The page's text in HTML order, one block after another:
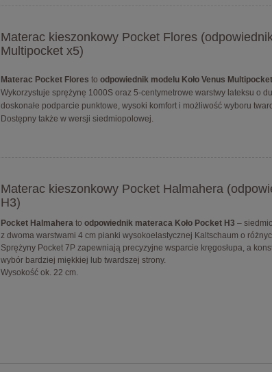
Materac kieszonkowy Pocket Flores
Multipocket x5)
Materac Pocket Flores to odpowiednik modelu Koło Venus
Wykorzystuje sprężynę 1000S oraz 5-centymetrowe warstwy lateksu o
doskonałe podparcie punktowe, wysoki komfort i możliwość wyboru
Dostępny także w wersji siedmiopolowej.
Materac kieszonkowy Pocket Halmahera
H3)
Pocket Halmaherato odpowiednik materaca Koło Pocket H3 –
z dwoma warstwami 4 cm pianki wysokoelastycznej Kaltschaum o
Sprężyny Pocket 7P zapewniają precyzyjne wsparcie kręgosłupa, a
wybór bardziej miękkiej lub twardszej strony.
Wysokość ok. 22 cm.